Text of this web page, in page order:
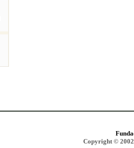
Copyright ©